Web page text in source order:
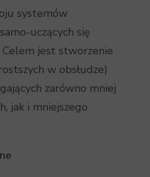
systemów
uczących się
jest stworzenie
w obsłudze)
zarówno mniej
jak i mniejszego